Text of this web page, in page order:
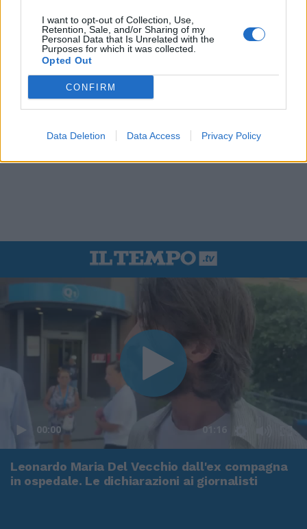
I want to opt-out of Collection, Use,
Retention, Sale, and/or Sharing of my
Personal Data that Is Unrelated with the
Purposes for which it was collected.
Opted Out
CONFIRM
Data Deletion Data Access Privacy Policy
00:00 01:16
Leonardo Maria Del Vecchio dall'ex compagna
in ospedale. Le dichiarazioni ai giornalisti